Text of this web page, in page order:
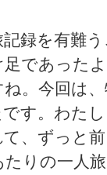
録を有難
であった
。今回は
す。わた
、ずっと
りの一人